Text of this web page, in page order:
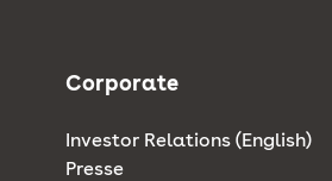
Corporate
Investor Relations (English)
Presse